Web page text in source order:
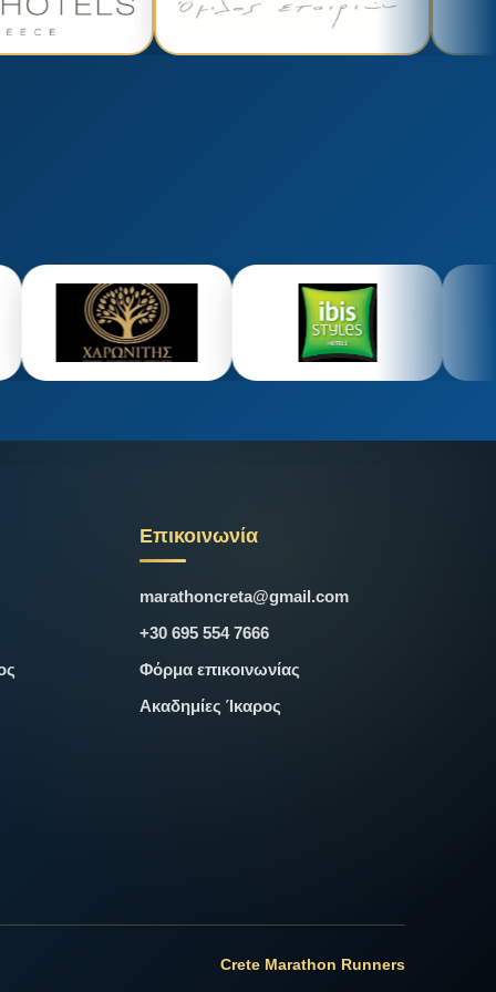
Επικοινωνία
marathoncreta@gmail.com
+30 695 554 7666
Φόρμα επικοινωνίας
Ακαδημίες Ίκαρος
Crete Marathon Runners